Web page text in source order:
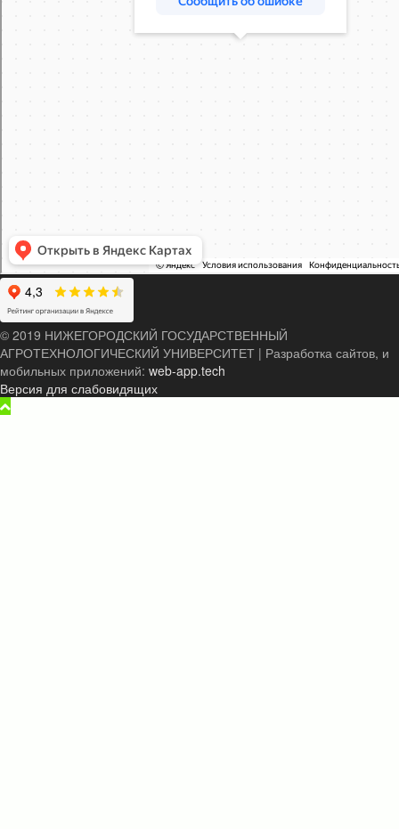
© 2019 НИЖЕГОРОДСКИЙ ГОСУДАРСТВЕННЫЙ
АГРОТЕХНОЛОГИЧЕСКИЙ УНИВЕРСИТЕТ | Разработка сайтов, и
мобильных приложений: web-app.tech
Версия для слабовидящих